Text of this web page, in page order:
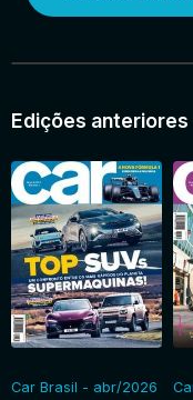
Edições anteriores
Car Brasil - abr/2026